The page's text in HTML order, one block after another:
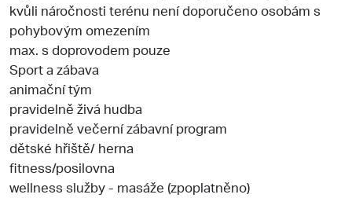
kvůli náročnosti terénu není doporučeno osobám s
pohybovým omezením
max. s doprovodem pouze
Sport a zábava
animační tým
pravidelně živá hudba
pravidelně večerní zábavní program
dětské hřiště/ herna
fitness/posilovna
wellness služby - masáže (zpoplatněno)